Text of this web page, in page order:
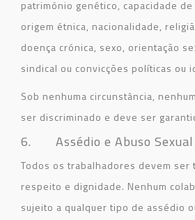
património genético, capacidade
origem étnica, nacionalidade,
doença crónica, sexo, orientação
sindical ou convicções políticas ou
Sob nenhuma circunstância,
ser discriminado e deve ser
6. Assédio e Abuso Sexual
Todos os trabalhadores devem ser
respeito e dignidade. Nenhum
sujeito a qualquer tipo de assédio